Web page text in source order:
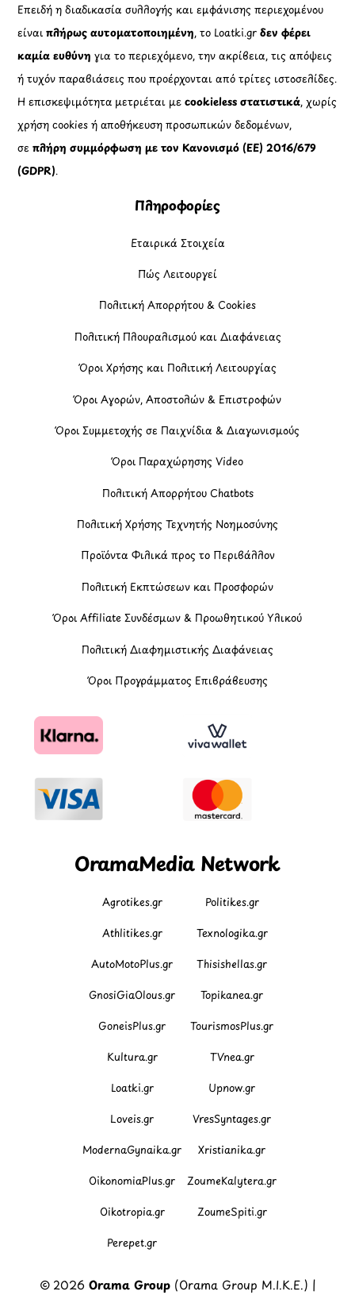
Επειδή η διαδικασία συλλογής και εμφάνισης περιεχομένου
είναιπλήρως αυτοματοποιημένη, το Loatki.grδεν φέρει
καμία ευθύνη για το περιεχόμενο, την ακρίβεια, τις απόψεις
ή τυχόν παραβιάσεις που προέρχονται από τρίτες ιστοσελίδες.
Η επισκεψιμότητα μετριέται μεcookieless στατιστικά, χωρίς
χρήση cookies ή αποθήκευση προσωπικών δεδομένων,
σεπλήρη συμμόρφωση με τον Κανονισμό (ΕΕ) 2016/679
(GDPR).
Πληροφορίες
Εταιρικά Στοιχεία
Πώς Λειτουργεί
Πολιτική Απορρήτου & Cookies
Πολιτική Πλουραλισμού και Διαφάνειας
Όροι Χρήσης και Πολιτική Λειτουργίας
Όροι Αγορών, Αποστολών & Επιστροφών
Όροι Συμμετοχής σε Παιχνίδια & Διαγωνισμούς
Όροι Παραχώρησης Video
Πολιτική Απορρήτου Chatbots
Πολιτική Χρήσης Τεχνητής Νοημοσύνης
Προϊόντα Φιλικά προς το Περιβάλλον
Πολιτική Εκπτώσεων και Προσφορών
Όροι Affiliate Συνδέσμων & Προωθητικού Υλικού
Πολιτική Διαφημιστικής Διαφάνειας
Όροι Προγράμματος Επιβράβευσης
OramaMedia Network
Agrotikes.gr Politikes.gr
Athlitikes.gr Texnologika.gr
AutoMotoPlus.gr Thisishellas.gr
GnosiGiaOlous.gr Topikanea.gr
GoneisPlus.gr TourismosPlus.gr
Kultura.gr TVnea.gr
Loatki.gr Upnow.gr
Loveis.gr VresSyntages.gr
ModernaGynaika.gr Xristianika.gr
OikonomiaPlus.gr ZoumeKalytera.gr
Oikotropia.gr ZoumeSpiti.gr
Perepet.gr
© 2026 Orama Group(Orama Group Μ.Ι.Κ.Ε.) |